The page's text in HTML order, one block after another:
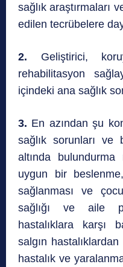
sağlık araştırmaları
edilen tecrübelere
2. Geliştirici,
rehabilitasyon
içindeki ana sağlık
3. En azından şu
sağlık sorunları ve
altında bulundurma
uygun bir
sağlanması ve
sağlığı ve aile
hastalıklara karşı
salgın
hastalık ve